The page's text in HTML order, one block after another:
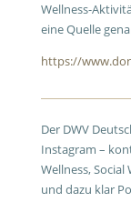
Wellness-
eine Quelle
https://
Der DWV
Instagram –
Wellness,
und dazu klar